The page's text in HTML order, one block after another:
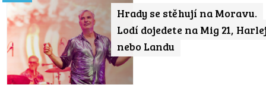
Hrady se stěhují na Moravu.
Lodí dojedete na Mig 21,
nebo Landu